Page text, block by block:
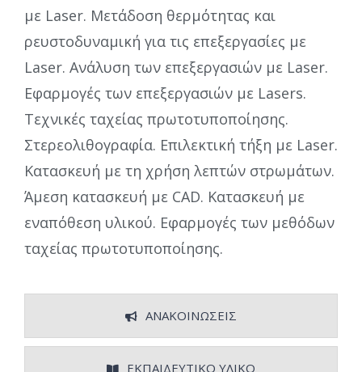
με Laser. Μετάδοση θερμότητας και
ρευστοδυναμική για τις επεξεργασίες με
Laser. Ανάλυση των επεξεργασιών με Laser.
Εφαρμογές των επεξεργασιών με Lasers.
Τεχνικές ταχείας πρωτοτυποποίησης.
Στερεολιθογραφία. Επιλεκτική τήξη με Laser.
Κατασκευή με τη χρήση λεπτών στρωμάτων.
Άμεση κατασκευή με CAD. Κατασκευή με
εναπόθεση υλικού. Εφαρμογές των μεθόδων
ταχείας πρωτοτυποποίησης.
ΑΝΑΚΟΙΝΩΣΕΙΣ
ΕΚΠΑΙΔΕΥΤΙΚΟ ΥΛΙΚΟ